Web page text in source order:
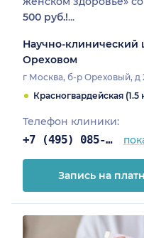
500 руб.!...
Научно-
Ореховом
г Москва, б-р Ореховый, д
Красногвардейская (1.5
Телефон клиники:
+7 (495) 085-25-03
Запись на